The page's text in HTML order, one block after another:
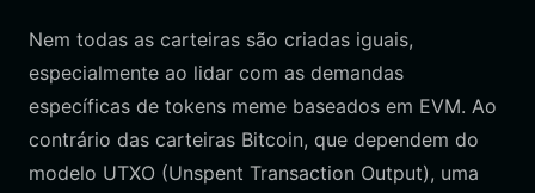
Nem todas as carteiras são criadas iguais,
especialmente ao lidar com as demandas
específicas de tokens meme baseados em EVM. Ao
contrário das carteiras Bitcoin, que dependem do
modelo UTXO (Unspent Transaction Output), uma